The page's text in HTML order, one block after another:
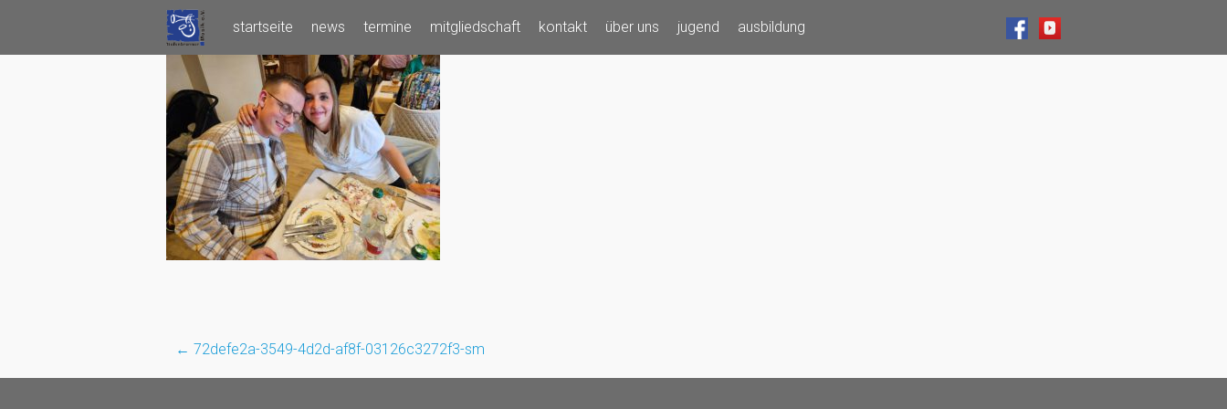
startseite news termine mitgliedschaft kontakt über uns jugend ausbildung
← 72defe2a-3549-4d2d-af8f-03126c3272f3-sm